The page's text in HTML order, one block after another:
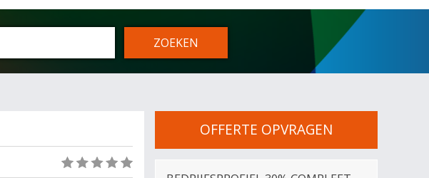
OFFERTE OPVRAGEN